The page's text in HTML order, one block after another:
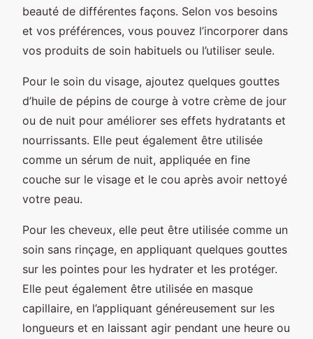
beauté de différentes façons. Selon vos besoins
et vos préférences, vous pouvez l’incorporer dans
vos produits de soin habituels ou l’utiliser seule.
Pour le soin du visage, ajoutez quelques gouttes
d’huile de pépins de courge à votre crème de jour
ou de nuit pour améliorer ses effets hydratants et
nourrissants. Elle peut également être utilisée
comme un sérum de nuit, appliquée en fine
couche sur le visage et le cou après avoir nettoyé
votre peau.
Pour les cheveux, elle peut être utilisée comme un
soin sans rinçage, en appliquant quelques gouttes
sur les pointes pour les hydrater et les protéger.
Elle peut également être utilisée en masque
capillaire, en l’appliquant généreusement sur les
longueurs et en laissant agir pendant une heure ou